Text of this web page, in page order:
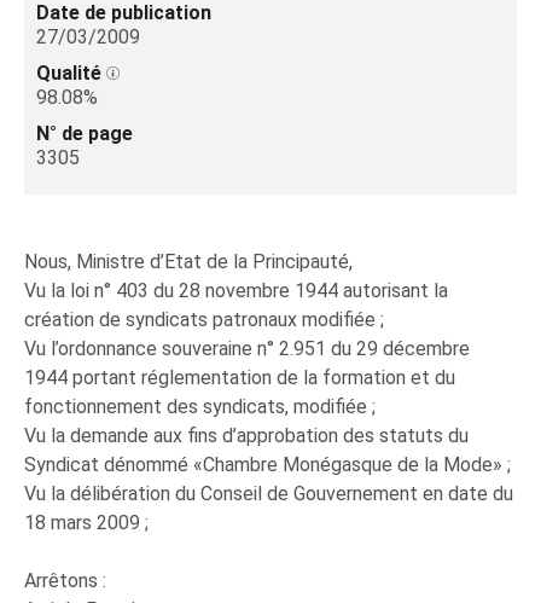
Date de publication
27/03/2009
Qualité
98.08%
N° de page
3305
Nous, Ministre d’Etat de la Principauté,
Vu la loi n° 403 du 28 novembre 1944 autorisant la
création de syndicats patronaux modifiée ;
Vu l’ordonnance souveraine n° 2.951 du 29 décembre
1944 portant réglementation de la formation et du
fonctionnement des syndicats, modifiée ;
Vu la demande aux fins d’approbation des statuts du
Syndicat dénommé «Chambre Monégasque de la Mode» ;
Vu la délibération du Conseil de Gouvernement en date du
18 mars 2009 ;
Arrêtons :